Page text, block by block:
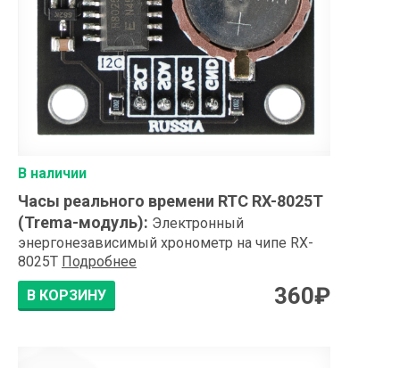
В наличии
Часы реального времени RTC RX-8025T
(Trema-модуль): Электронный
энергонезависимый хронометр на чипе RX-
8025T Подробнее
В КОРЗИНУ
360₽